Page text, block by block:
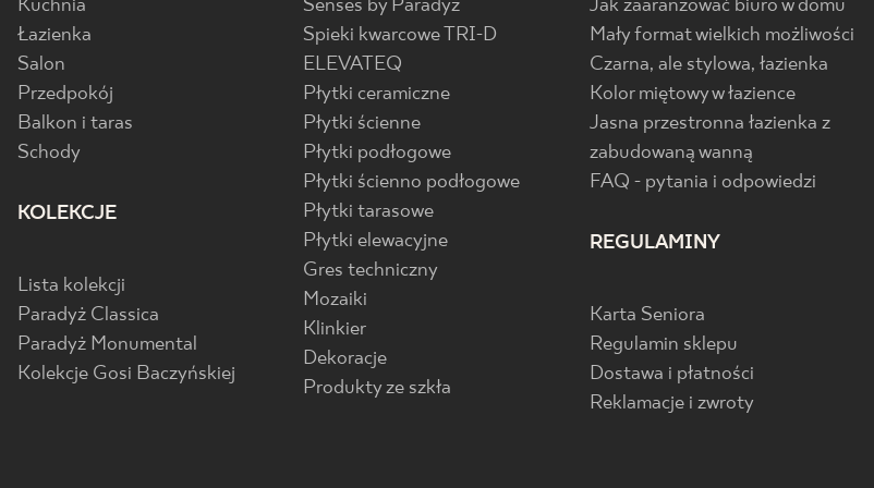
Kuchnia
Łazienka
Salon
Przedpokój
Balkon i taras
Schody
KOLEKCJE
Lista kolekcji
Paradyż Classica
Paradyż Monumental
Kolekcje Gosi Baczyńskiej
Senses by Paradyż
Spieki kwarcowe TRI-D
ELEVATEQ
Płytki ceramiczne
Płytki ścienne
Płytki podłogowe
Płytki ścienno podłogowe
Płytki tarasowe
Płytki elewacyjne
Gres techniczny
Mozaiki
Klinkier
Dekoracje
Produkty ze szkła
Jak zaaranżować biuro w domu
Mały format wielkich możliwości
Czarna, ale stylowa, łazienka
Kolor miętowy w łazience
Jasna przestronna łazienka z
zabudowaną wanną
FAQ - pytania i odpowiedzi
REGULAMINY
Karta Seniora
Regulamin sklepu
Dostawa i płatności
Reklamacje i zwroty